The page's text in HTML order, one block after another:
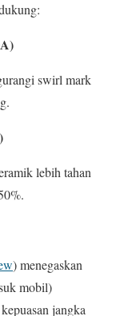
swirl mark
lebih tahan
) menegaskan
mobil)
jangka